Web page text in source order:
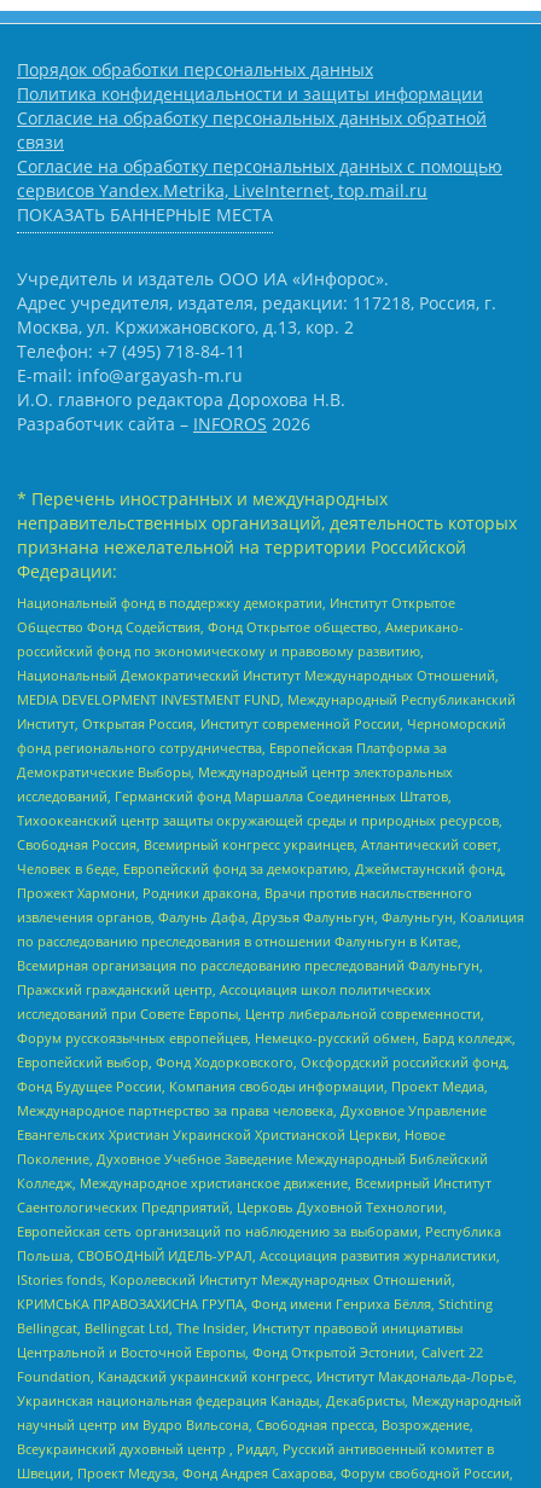
Порядок обработки персональных данных
Политика конфиденциальности и защиты информации
Согласие на обработку персональных данных обратной
связи
Согласие на обработку персональных данных с помощью
сервисов Yandex.Metrika, LiveInternet, top.mail.ru
ПОКАЗАТЬ БАННЕРНЫЕ МЕСТА
Учредитель и издатель ООО ИА «Инфорос».
Адрес учредителя, издателя, редакции: 117218, Россия, г.
Москва, ул. Кржижановского, д.13, кор. 2
Телефон: +7 (495) 718-84-11
E-mail: info@argayash-m.ru
И.О. главного редактора Дорохова Н.В.
Разработчик сайта – INFOROS 2026
* Перечень иностранных и международных
неправительственных организаций, деятельность которых
признана нежелательной на территории Российской
Федерации:
Национальный фонд в поддержку демократии, Институт Открытое
Общество Фонд Содействия, Фонд Открытое общество, Американо-
российский фонд по экономическому и правовому развитию,
Национальный Демократический Институт Международных Отношений,
MEDIA DEVELOPMENT INVESTMENT FUND, Международный Республиканский
Институт, Открытая Россия, Институт современной России, Черноморский
фонд регионального сотрудничества, Европейская Платформа за
Демократические Выборы, Международный центр электоральных
исследований, Германский фонд Маршалла Соединенных Штатов,
Тихоокеанский центр защиты окружающей среды и природных ресурсов,
Свободная Россия, Всемирный конгресс украинцев, Атлантический совет,
Человек в беде, Европейский фонд за демократию, Джеймстаунский фонд,
Прожект Хармони, Родники дракона, Врачи против насильственного
извлечения органов, Фалунь Дафа, Друзья Фалуньгун, Фалуньгун, Коалиция
по расследованию преследования в отношении Фалуньгун в Китае,
Всемирная организация по расследованию преследований Фалуньгун,
Пражский гражданский центр, Ассоциация школ политических
исследований при Совете Европы, Центр либеральной современности,
Форум русскоязычных европейцев, Немецко-русский обмен, Бард колледж,
Европейский выбор, Фонд Ходорковского, Оксфордский российский фонд,
Фонд Будущее России, Компания свободы информации, Проект Медиа,
Международное партнерство за права человека, Духовное Управление
Евангельских Христиан Украинской Христианской Церкви, Новое
Поколение, Духовное Учебное Заведение Международный Библейский
Колледж, Международное христианское движение, Всемирный Институт
Саентологических Предприятий, Церковь Духовной Технологии,
Европейская сеть организаций по наблюдению за выборами, Республика
Польша, СВОБОДНЫЙ ИДЕЛЬ-УРАЛ, Ассоциация развития журналистики,
IStories fonds, Королевский Институт Международных Отношений,
КРИМСЬКА ПРАВОЗАХИСНА ГРУПА, Фонд имени Генриха Бёлля, Stichting
Bellingcat, Bellingcat Ltd, The Insider, Институт правовой инициативы
Центральной и Восточной Европы, Фонд Открытой Эстонии, Calvert 22
Foundation, Канадский украинский конгресс, Институт Макдональда-Лорье,
Украинская национальная федерация Канады, Декабристы, Международный
научный центр им Вудро Вильсона, Свободная пресса, Возрождение,
Всеукраинский духовный центр , Риддл, Русский антивоенный комитет в
Швеции, Проект Медуза, Фонд Андрея Сахарова, Форум свободной России,